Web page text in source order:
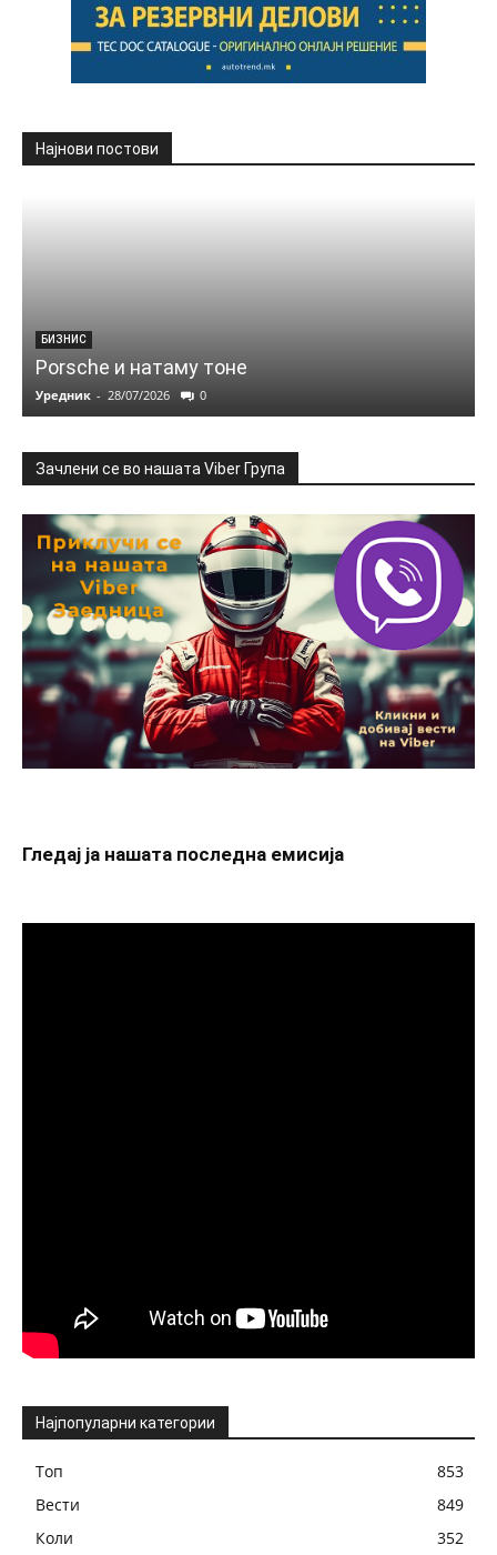
Најнови постови
БИЗНИС
Porsche и натаму тоне
Уредник - 28/07/2026 0
Зачлени се во нашата Viber Група
Гледај ја нашата последна емисија
Најпопуларни категории
Топ
853
Вести
849
Коли
352